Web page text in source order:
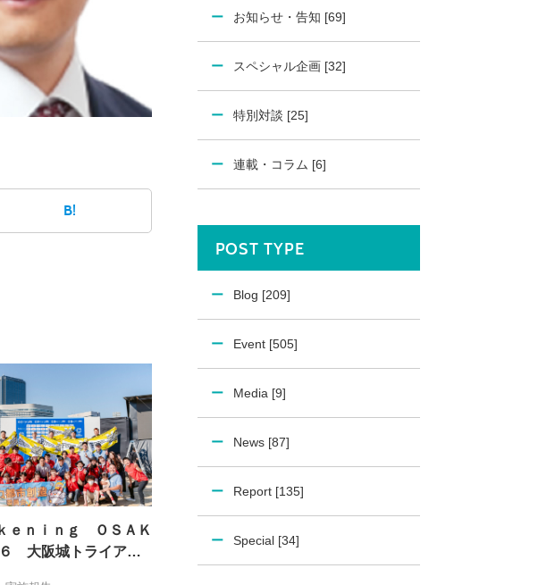
B!
ｅｎｉｎｇ ＯＳＡＫ
６ 大阪城トライアス
お知らせ・告知 [69]
スペシャル企画 [32]
特別対談 [25]
連載・コラム [6]
POST TYPE
Blog [209]
Event [505]
Media [9]
News [87]
Report [135]
Special [34]